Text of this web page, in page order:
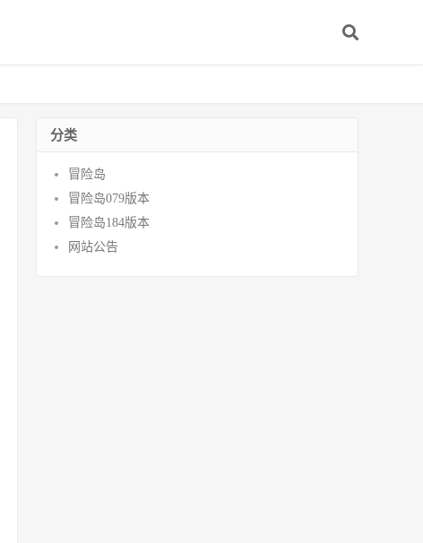
分类
冒险岛
冒险岛079版本
冒险岛184版本
网站公告